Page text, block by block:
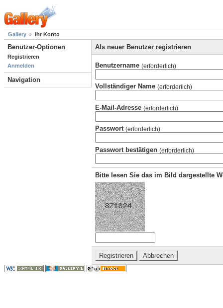
Gallery Ihr Konto
Benutzer-Optionen
Registrieren
Anmelden
Navigation
Als neuer Benutzer registrieren
Benutzername (erforderlich)
Vollständiger Name (erforderlich)
E-Mail-Adresse (erforderlich)
Passwort (erforderlich)
Passwort bestätigen (erforderlich)
Bitte lesen Sie das im Bild dargestellte